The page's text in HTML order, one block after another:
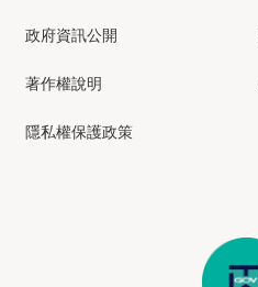
政府資訊公開
著作權說明
隱私權保護政策